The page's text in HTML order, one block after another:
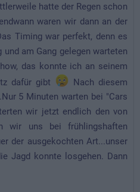
hatte der Regen schon
waren wir dann an der
Timing war perfekt, denn es
am Gang gelegen warteten
das konnte ich an seinem
dafür gibt
Nach diesem
5 Minuten warten bei "Cars
wir jetzt endlich den von
wir uns bei frühlingshaften
der ausgekochten Art...unser
Jagd konnte losgehen. Dann